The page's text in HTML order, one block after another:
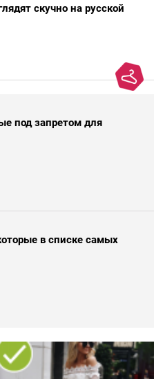
скучно на русской
под запретом для
в списке самых